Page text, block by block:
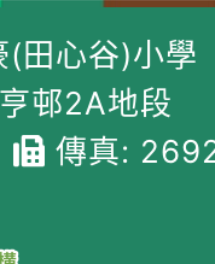
田心谷)小學
邨2A地段
傳真: